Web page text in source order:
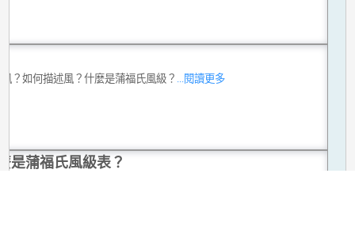
？如何描述風？什麼是蒲福氏風級？ ...閱讀更多
是蒲福氏風級表？